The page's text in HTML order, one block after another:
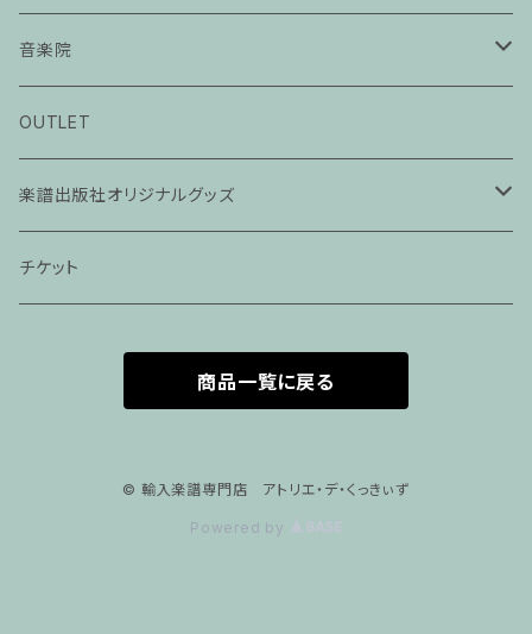
音楽院
ピアノ科３０分レッスン
ピアノ科４５分レッスン
家族割プラン
家族割適用プラン2
声楽ピアノ４５分レッスン
ヴァイオリンピアノ６０分レッスン
OUTLET
楽譜出版社オリジナルグッズ
アパレル
チケット
商品一覧に戻る
© 輸入楽譜専門店 アトリエ・デ・くっきぃず
Powered by